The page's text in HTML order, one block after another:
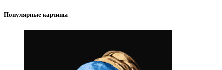
Популярные картины